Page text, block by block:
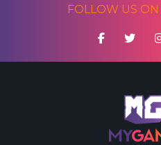
FOLLOW US ON